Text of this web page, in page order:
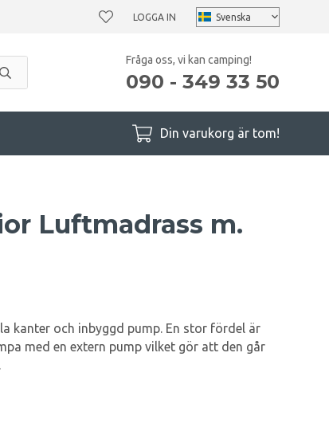
LOGGA IN
Fråga oss, vi kan camping!
090 - 349 33 50
Din varukorg är tom!
Luftmadrass m.
kanter och inbyggd pump. En stor fördel är
med en extern pump vilket gör att den går